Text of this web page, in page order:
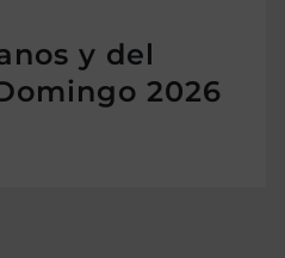
y del
2026